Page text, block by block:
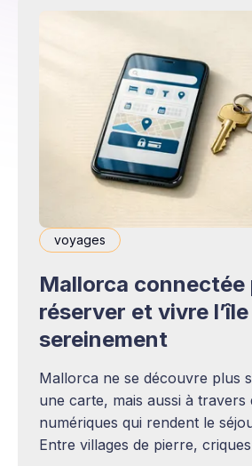
voyages
Mallorca connectée
réserver et vivre l’île
sereinement
Mallorca ne se découvre plus
une carte, mais aussi à travers
numériques qui rendent le
Entre villages de pierre,